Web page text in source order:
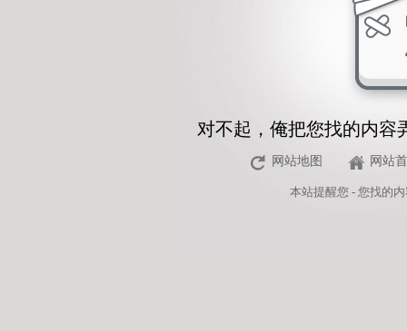
对不起，俺把您找的内容
网站地图 网站
本站提醒您 - 您找的